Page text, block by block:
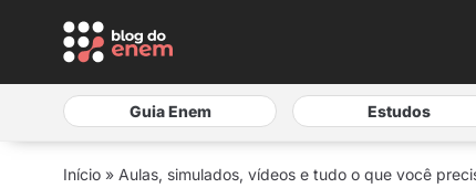
Guia Enem Estudos
Início » Aulas, simulados, vídeos e tudo o que você